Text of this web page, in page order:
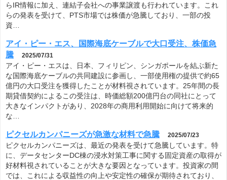
らIR情報に加え、連結子会社への事業譲渡も行われています。これ
らの発表を受けて、PTS市場では株価が急騰しており、一部の投
資…
アイ・ピー・エス、国際海底ケーブルで大口受注、株価急
騰
2025/07/31
アイ・ピー・エスは、日本、フィリピン、シンガポールを結ぶ新た
な国際海底ケーブルの共同建設に参画し、一部使用権の提供で約65
億円の大口受注を獲得したことが材料視されています。25年間の長
期貸借契約によるこの受注は、時価総額200億円台の同社にとって
大きなインパクトがあり、2028年の商用利用開始に向けて将来的
な…
ピクセルカンパニーズが急激な材料で急騰 2025/07/23
ピクセルカンパニーズは、最近の発表を受けて急騰しています。特
に、データセンターDC棟の浸水対策工事に関する固定資産の取得が
好材料視されていることが大きな要因となっています。投資家の間
では、これによる収益性の向上や安定性の確保が期待されており、